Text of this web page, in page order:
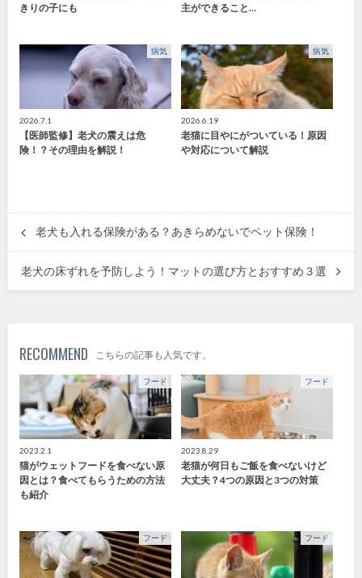
きりの子にも
主ができること…
病気
2026.7.1
【医師監修】老犬の震えは危
険！？その理由を解説！
病気
2026.6.19
老猫に目やにがついている！原因
や対応について解説
老犬も入れる保険がある？あきらめないでペット保険！
老犬の床ずれを予防しよう！マットの選び方とおすすめ３選
RECOMMEND こちらの記事も人気です。
フード
2023.2.1
猫がウェットフードを食べない原
因とは？食べてもらうための方法
も紹介
フード
2023.8.29
老猫が何日もご飯を食べないけど
大丈夫？4つの原因と3つの対策
フード フード